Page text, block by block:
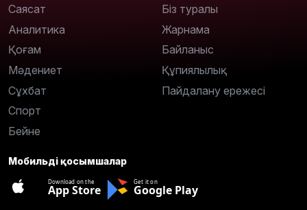
Саясат
Аналитика
Қоғам
Мәдениет
Сұхбат
Спорт
Бейне
Біз туралы
Жарнама
Байланыс
Құпиялылық
Пайдалану ережесі
Мобильді қосымшалар
Download on the
App Store
Get it on
Google Play